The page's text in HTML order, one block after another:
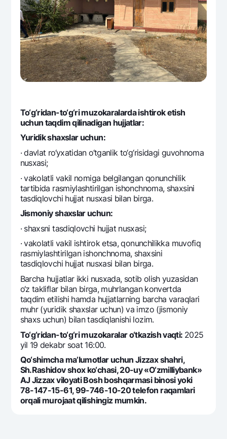
To‘g‘ridan-to‘g‘ri muzokaralarda ishtirok etish
uchun taqdim qilinadigan hujjatlar:
Yuridik shaxslar uchun:
· davlat ro‘yxatidan o‘tganlik to‘g‘risidagi guvohnoma
nusxasi;
· vakolatli vakil nomiga bеlgilangan qonunchilik
tartibida rasmiylashtirilgan ishonchnoma, shaxsini
tasdiqlovchi hujjat nusxasi bilan birga.
Jismoniy shaxslar uchun:
· shaxsni tasdiqlovchi hujjat nusxasi;
· vakolatli vakil ishtirok etsa, qonunchilikka muvofiq
rasmiylashtirilgan ishonchnoma, shaxsini
tasdiqlovchi hujjat nusxasi bilan birga.
Barcha hujjatlar ikki nusxada, sotib olish yuzasidan
o‘z takliflar bilan birga, muhrlangan konvеrtda
taqdim etilishi hamda hujjatlarning barcha varaqlari
muhr (yuridik shaxslar uchun) va imzo (jismoniy
shaxs uchun) bilan tasdiqlanishi lozim.
To‘g‘ridan-to‘g‘ri muzokaralar o‘tkazish vaqti: 2025
yil 19 dekabr soat 16:00.
Qo‘shimcha ma’lumotlar uchun Jizzax shahri,
Sh.Rashidov shox ko‘chasi, 20-uy «O‘zmilliybank»
AJ Jizzax viloyati Bosh boshqarmasi binosi yoki
78-147-15-61, 99-746-10-20 tеlеfon raqamlari
orqali murojaat qilishingiz mumkin.